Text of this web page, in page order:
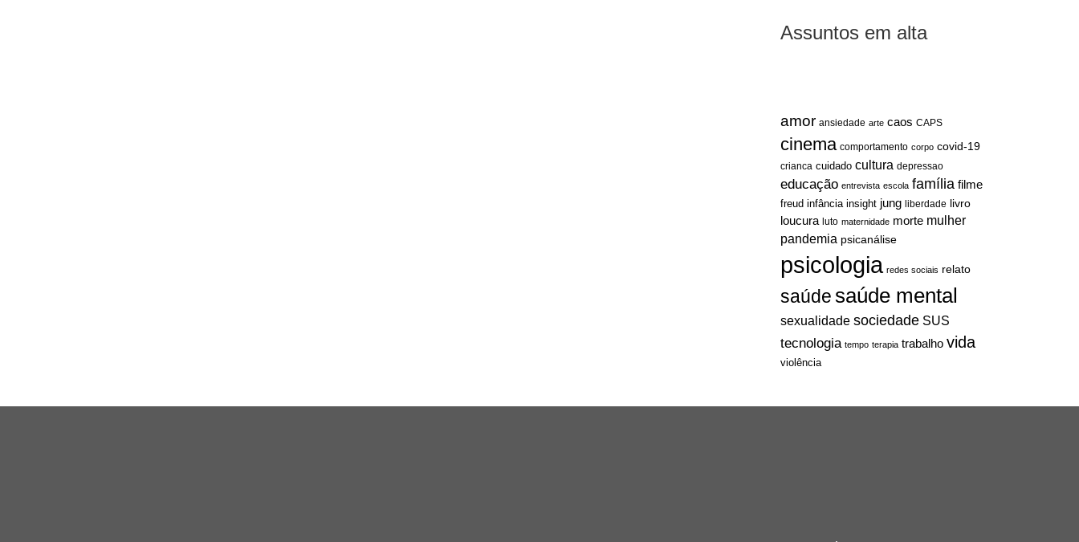
Assuntos em alta
amor ansiedade arte caos CAPS
cinema comportamento corpo covid-19
crianca cuidado cultura depressao
educação entrevista escola família filme
freud infância insight jung liberdade livro
loucura luto maternidade morte mulher
pandemia psicanálise
psicologia redes sociais relato
saúdesaúde mental
sexualidade sociedade SUS
tecnologia tempo terapia trabalho vida
violência